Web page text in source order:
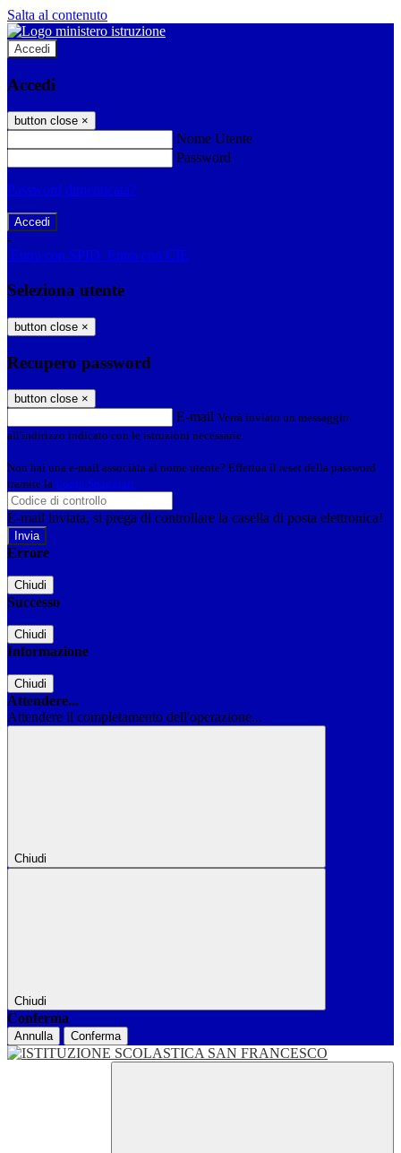
Salta al contenuto
Accedi
Accedi
button close ×
Nome Utente
Password
Password dimenticata?
-
Entra con SPID Entra con CIE
Seleziona utente
button close ×
Recupero password
button close ×
E-mail Verrà inviato un messaggio
all'indirizzo indicato con le istruzioni necessarie.
Non hai una e-mail associata al nome utente? Effettua il reset della password
tramite la Login Spaggiari
E-mail inviata, si prega di controllare la casella di posta elettronica!
Errore
Chiudi
Successo
Chiudi
Informazione
Chiudi
Attendere...
Attendere il completamento dell'operazione...
Chiudi
Chiudi
Conferma
Annulla Conferma